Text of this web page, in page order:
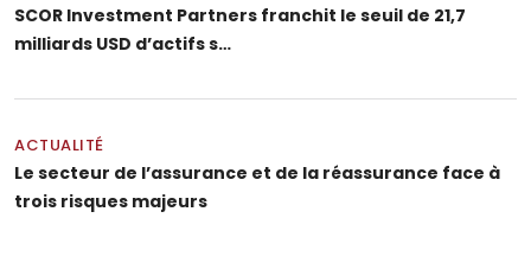
SCOR Investment Partners franchit le seuil de 21,7
milliards USD d’actifs s…
ACTUALITÉ
Le secteur de l’assurance et de la réassurance face à
trois risques majeurs